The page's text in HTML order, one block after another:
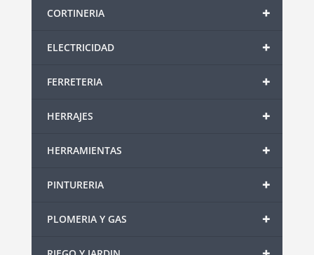
+
CORTINERIA
+
ELECTRICIDAD
+
FERRETERIA
+
HERRAJES
+
HERRAMIENTAS
+
PINTURERIA
+
PLOMERIA Y GAS